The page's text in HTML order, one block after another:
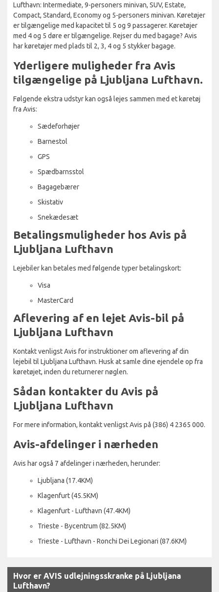
Lufthavn: Intermediate, 9-personers minivan, SUV, Estate,
Compact, Standard, Economy og 5-personers minivan. Køretøjer
er tilgængelige med kapacitet til 5 og 9 passagerer. Køretøjer
med 4 og 5 døre er tilgængelige. Rejser du med bagage? Avis
har køretøjer med plads til 2, 3, 4 og 5 stykker bagage.
Yderligere muligheder fra Avis
tilgængelige på Ljubljana Lufthavn.
Følgende ekstra udstyr kan også lejes sammen med et køretøj
fra Avis:
Sædeforhøjer
Barnestol
GPS
Spædbarnsstol
Bagagebærer
Skistativ
Snekædesæt
Betalingsmuligheder hos Avis på
Ljubljana Lufthavn
Lejebiler kan betales med følgende typer betalingskort:
Visa
MasterCard
Aflevering af en lejet Avis-bil på
Ljubljana Lufthavn
Kontakt venligst Avis for instruktioner om aflevering af din
lejebil til Ljubljana Lufthavn. Husk at samle dine ejendele op fra
køretøjet, inden du returnerer nøglen.
Sådan kontakter du Avis på
Ljubljana Lufthavn
For mere information, kontakt venligst Avis på (386) 4 2365 000.
Avis-afdelinger i nærheden
Avis har også 7 afdelinger i nærheden, herunder:
Ljubljana (17.4KM)
Klagenfurt (45.5KM)
Klagenfurt - Lufthavn (47.4KM)
Trieste - Bycentrum (82.5KM)
Trieste - Lufthavn - Ronchi Dei Legionari (87.6KM)
Hvor er AVIS udlejningsskranke på Ljubljana
Lufthavn?